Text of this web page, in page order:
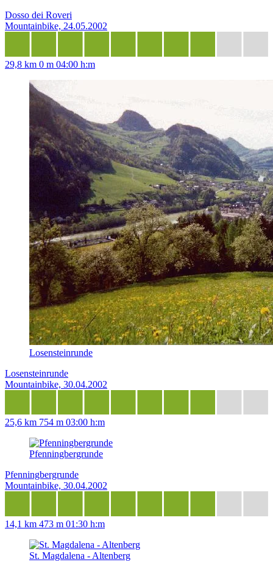
Dosso dei Roveri
Mountainbike, 24.05.2002
29,8 km 0 m 04:00 h:m
Losensteinrunde
Losensteinrunde
Mountainbike, 30.04.2002
25,6 km 754 m 03:00 h:m
Pfenningbergrunde
Pfenningbergrunde
Mountainbike, 30.04.2002
14,1 km 473 m 01:30 h:m
St. Magdalena - Altenberg